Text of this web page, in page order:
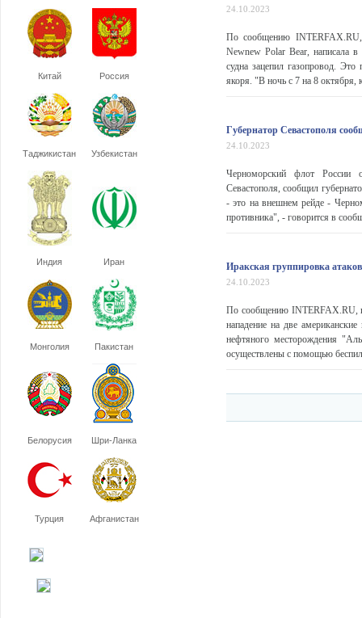
Китай Россия
Таджикистан Узбекистан
Индия Иран
Монголия Пакистан
Белорусия Шри-Ланка
Турция Афганистан
24.10.2023
По сообщению INTERFAX.RU,
Newnew Polar Bear, написала в
судна зацепил газопровод.
якоря. "В ночь с 7 на 8 октября,
Губернатор Севастополя
24.10.2023
Черноморский флот России
Севастополя, сообщил
- это на внешнем рейде -
противника", - говорится в
Иракская группировка
24.10.2023
По сообщению INTERFAX.RU,
нападение на две
нефтяного месторождения
осуществлены с помощью